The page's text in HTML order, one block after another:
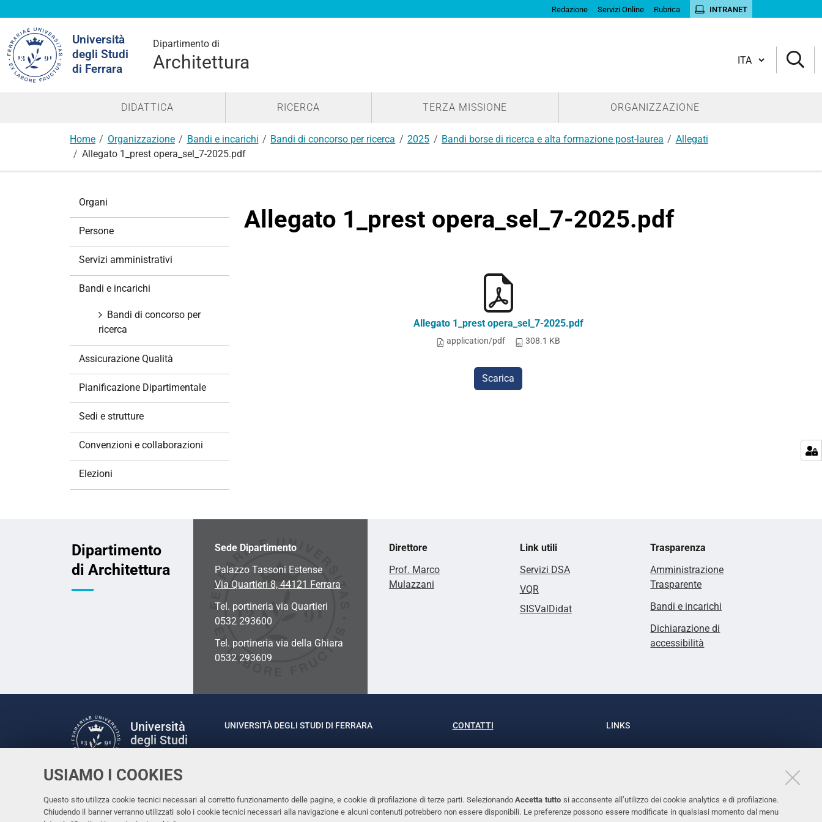
USIAMO I COOKIES
Questo sito utilizza cookie tecnici necessari al corretto funzionamento delle pagine, e cookie di profilazione di terze parti. SelezionandoAccetta tutto si acconsente all’utilizzo dei cookie analytics e di profilazione.
Chiudendo il banner verranno utilizzati solo i cookie tecnici necessari alla navigazione e alcuni contenuti potrebbero non essere disponibili. Le preferenze possono essere modificate in qualsiasi momento dal menu
Redazione Servizi Online Rubrica INTRANET
Università
degli Studi
di Ferrara
Dipartimento di
Architettura
nel
sito
Cambia lingua
DIDATTICA RICERCA TERZA MISSIONE ORGANIZZAZIONE
Home Organizzazione Bandi e incarichi Bandi di concorso per ricerca 2025 Bandi borse di ricerca e alta formazione post-laurea
Allegati
Allegato 1_prest opera_sel_7-2025.pdf
Allegato 1_prest opera_sel_7-2025.pdf
Allegato 1_prest opera_sel_7-2025.pdf
application/pdf 308.1 KB
Scarica
e
Organi
Persone
Servizi amministrativi
Bandi e incarichi
Bandi di concorso per
ricerca
Assicurazione Qualità
Pianificazione Dipartimentale
Sedi e strutture
Convenzioni e collaborazioni
Elezioni
Dipartimento
di Architettura
Sede Dipartimento
Palazzo Tassoni Estense
Via Quartieri 8, 44121 Ferrara
Tel. portineria via Quartieri
0532 293600
Tel. portineria via della Ghiara
0532 293609
Direttore
Prof. Marco
Mulazzani
Link utili
Servizi DSA
VQR
SISValDidat
Trasparenza
Amministrazione
Trasparente
Bandi e incarichi
Dichiarazione di
accessibilità
Università
degli Studi
Facebook
LinkedinInstagram
Youtube
UNIVERSITÀ DEGLI STUDI DI FERRARA
Rettrice: Prof.ssa Laura Ramaciotti
CONTATTI
Tel. +39 0532 293111
LINKS
Accessibilità
Cookies